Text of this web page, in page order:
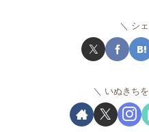
シ
いぬきち